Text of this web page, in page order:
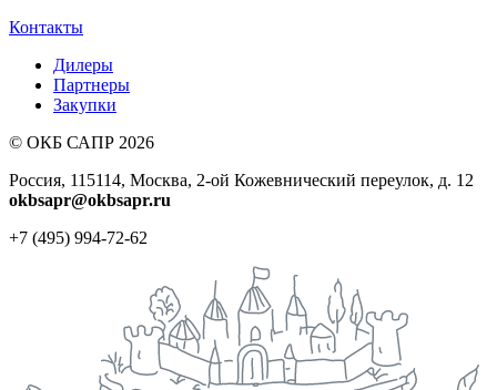
Контакты
Дилеры
Партнеры
Закупки
© ОКБ САПР 2026
Россия, 115114, Москва, 2-ой Кожевнический переулок, д. 12
okbsapr@okbsapr.ru
+7 (495) 994-72-62